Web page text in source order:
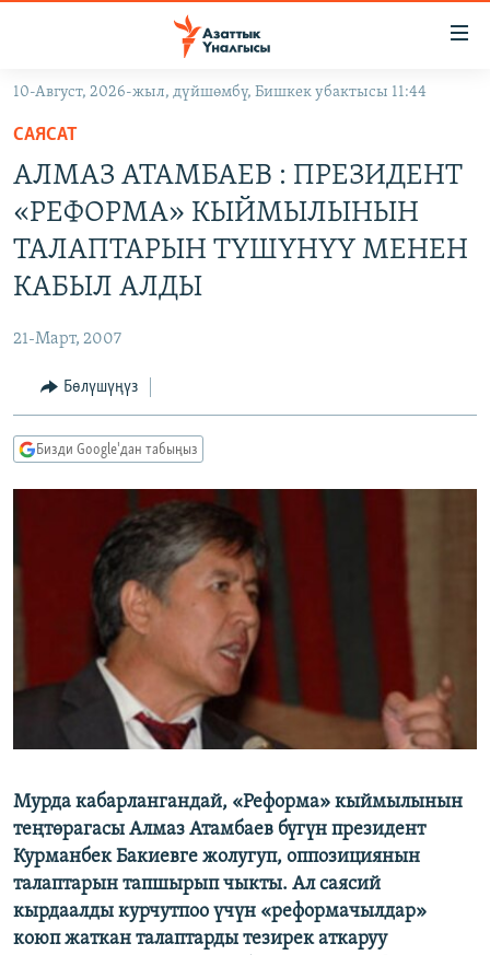
Навигацияга
өтүңүз
Издөөгө
салыңыз
САЯСАТ
ЭКОНОМИКА
ДҮЙНӨ
ДҮЙНӨ
БОРБОР АЗИЯ
УКРАИНА
АТАЙЫН ИЛИКТӨӨ
БҮГҮН АЗАТТЫКТА
ЭКСПЕРТТЕР ТАЛДАЙТ
БИЗ ЖАНА ДҮЙНӨ
ЭЖЕ-СИҢДИЛЕР
АЗАТТЫК+
ЫҢГАЙСЫЗ СУРООЛОР
ПОДКАСТ
ӨЗГӨЧӨ ПИКИР
Русский
ЭЕ/АРнун бардык сайттары
10-Август, 2026-жыл, дүйшөмбү, Бишкек убактысы 11:44
САЯСАТ
АЛМАЗ АТАМБАЕВ : ПРЕЗИДЕНТ
«РЕФОРМА» КЫЙМЫЛЫНЫН
ТАЛАПТАРЫН ТҮШҮНҮҮ МЕНЕН
КАБЫЛ АЛДЫ
21-Март, 2007
Бөлүшүңүз
Бизди Google'дан табыңыз
Мурда кабарлангандай, «Реформа» кыймылынын
теңтөрагасы Алмаз Атамбаев бүгүн президент
Курманбек Бакиевге жолугуп, оппозициянын
талаптарын тапшырып чыкты. Ал саясий
кырдаалды курчутпоо үчүн «реформачылдар»
коюп жаткан талаптарды тезирек аткаруу